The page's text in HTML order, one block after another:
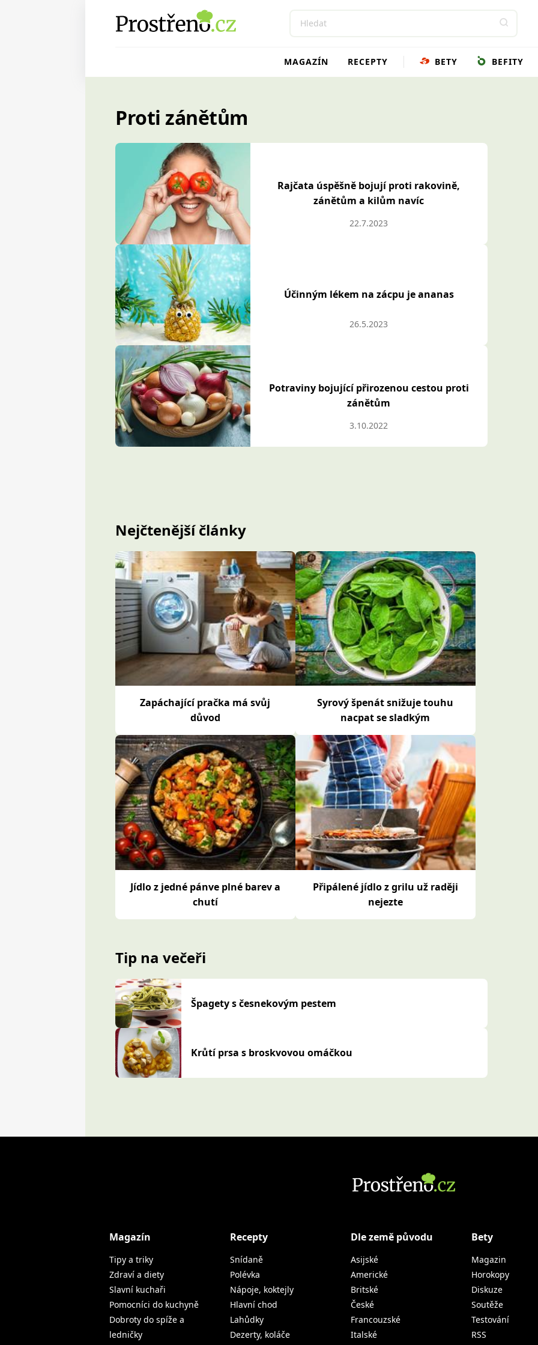
MAGAZÍN RECEPTY BETY BEFITY
Proti zánětům
Rajčata úspěšně bojují proti rakovině,
zánětům a kilům navíc
22.7.2023
Účinným lékem na zácpu je ananas
26.5.2023
Potraviny bojující přirozenou cestou proti
zánětům
3.10.2022
Nejčtenější články
Zapáchající pračka má svůj
důvod
Syrový špenát snižuje touhu
nacpat se sladkým
Jídlo z jedné pánve plné barev a
chutí
Připálené jídlo z grilu už raději
nejezte
Tip na večeři
Špagety s česnekovým pestem
Krůtí prsa s broskvovou omáčkou
Magazín
Tipy a triky
Zdraví a diety
Slavní kuchaři
Pomocníci do kuchyně
Dobroty do spíže a
ledničky
Recepty
Snídaně
Polévka
Nápoje, koktejly
Hlavní chod
Lahůdky
Dezerty, koláče
Dle země původu
Asijské
Americké
Britské
České
Francouzské
Italské
Bety
Magazin
Horokopy
Diskuze
Soutěže
Testování
RSS